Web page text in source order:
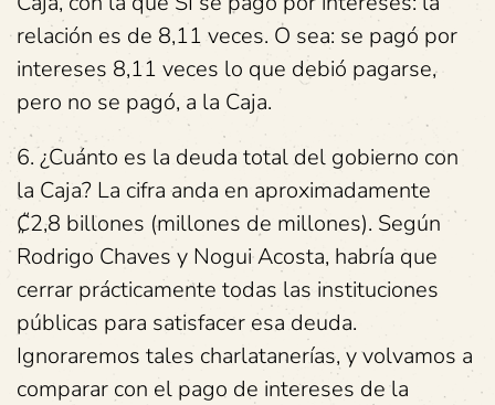
relación es de 8,11 veces. O sea: se pagó por
intereses 8,11 veces lo que debió pagarse,
pero no se pagó, a la Caja.
6. ¿Cuánto es la deuda total del gobierno con
la Caja? La cifra anda en aproximadamente
₡2,8 billones (millones de millones). Según
Rodrigo Chaves y Nogui Acosta, habría que
cerrar prácticamente todas las instituciones
públicas para satisfacer esa deuda.
Ignoraremos tales charlatanerías, y volvamos a
comparar con el pago de intereses de la